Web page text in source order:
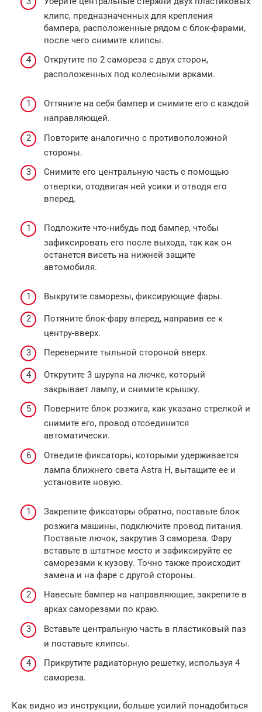
клипс, предназначенных для крепления
бампера, расположенные рядом с блок-фарами,
после чего снимите клипсы.
Открутите по 2 самореза с двух сторон,
расположенных под колесными арками.
Оттяните на себя бампер и снимите его с каждой
направляющей.
Повторите аналогично с противоположной
стороны.
Снимите его центральную часть с помощью
отвертки, отодвигая ней усики и отводя его
вперед.
Подложите что-нибудь под бампер, чтобы
зафиксировать его после выхода, так как он
останется висеть на нижней защите
автомобиля.
Выкрутите саморезы, фиксирующие фары.
Потяните блок-фару вперед, направив ее к
центру-вверх.
Переверните тыльной стороной вверх.
Открутите 3 шурупа на лючке, который
закрывает лампу, и снимите крышку.
Поверните блок розжига, как указано стрелкой и
снимите его, провод отсоединится
автоматически.
Отведите фиксаторы, которыми удерживается
лампа ближнего света Astra H, вытащите ее и
установите новую.
Закрепите фиксаторы обратно, поставьте блок
розжига машины, подключите провод питания.
Поставьте лючок, закрутив 3 самореза. Фару
вставьте в штатное место и зафиксируйте ее
саморезами к кузову. Точно также происходит
замена и на фаре с другой стороны.
Навесьте бампер на направляющие, закрепите в
арках саморезами по краю.
Вставьте центральную часть в пластиковый паз
и поставьте клипсы.
Прикрутите радиаторную решетку, используя 4
самореза.
Как видно из инструкции, больше усилий понадобиться